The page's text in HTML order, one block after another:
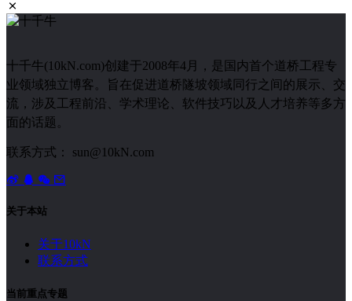
十千牛(10kN.com)创建于2008年4月，是国内首个道桥工程专
业领域独立博客。旨在促进道桥隧坡领域同行之间的展示、交
流，涉及工程前沿、学术理论、软件技巧以及人才培养等多方
面的话题。
联系方式： sun@10kN.com
关于本站
关于10kN
联系方式
当前重点专题